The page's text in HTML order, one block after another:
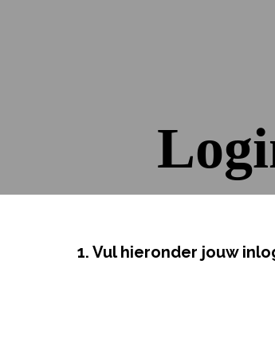
1. Vul hieronder jouw